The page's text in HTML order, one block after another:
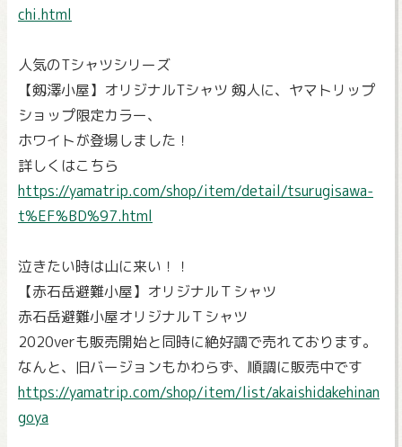
chi.html
人気のTシャツシリーズ
【剱澤小屋】オリジナルTシャツ 剱人に、ヤマトリップ
ショップ限定カラー、
ホワイトが登場しました！
詳しくはこちら
https://yamatrip.com/shop/item/detail/tsurugisawa-
t%EF%BD%97.html
泣きたい時は山に来い！！
【赤石岳避難小屋】オリジナルＴシャツ
赤石岳避難小屋オリジナルＴシャツ
2020verも販売開始と同時に絶好調で売れております。
なんと、旧バージョンもかわらず、順調に販売中です
https://yamatrip.com/shop/item/list/akaishidakehinan
goya